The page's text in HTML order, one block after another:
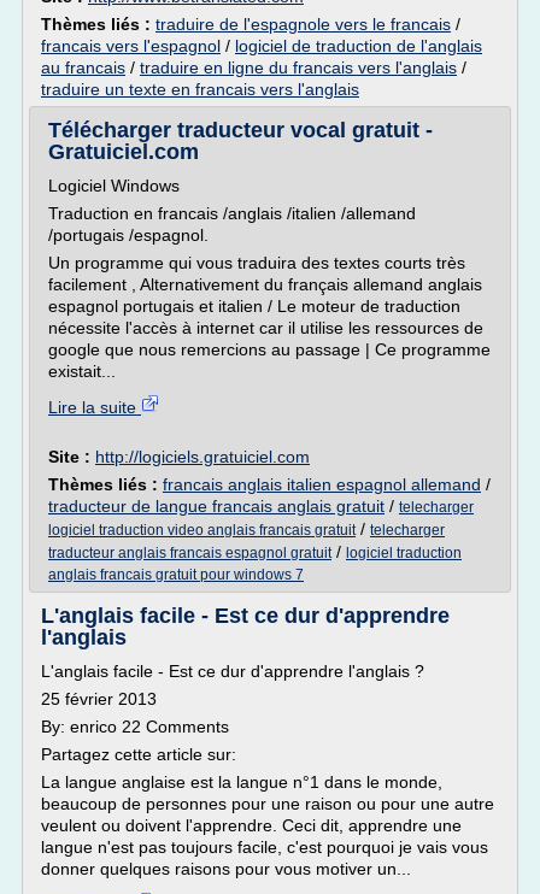
Thèmes liés : traduire de l'espagnole vers le francais /
francais vers l'espagnol / logiciel de traduction de l'anglais
au francais / traduire en ligne du francais vers l'anglais /
traduire un texte en francais vers l'anglais
Télécharger traducteur vocal gratuit -
Gratuiciel.com
Logiciel Windows
Traduction en francais /anglais /italien /allemand
/portugais /espagnol.
Un programme qui vous traduira des textes courts très
facilement , Alternativement du français allemand anglais
espagnol portugais et italien / Le moteur de traduction
nécessite l'accès à internet car il utilise les ressources de
google que nous remercions au passage | Ce programme
existait...
Lire la suite
Site : http://logiciels.gratuiciel.com
Thèmes liés : francais anglais italien espagnol allemand /
traducteur de langue francais anglais gratuit / telecharger
logiciel traduction video anglais francais gratuit/ telecharger
traducteur anglais francais espagnol gratuit/ logiciel traduction
anglais francais gratuit pour windows 7
L'anglais facile - Est ce dur d'apprendre
l'anglais
L'anglais facile - Est ce dur d'apprendre l'anglais ?
25 février 2013
By: enrico 22 Comments
Partagez cette article sur:
La langue anglaise est la langue n°1 dans le monde,
beaucoup de personnes pour une raison ou pour une autre
veulent ou doivent l'apprendre. Ceci dit, apprendre une
langue n'est pas toujours facile, c'est pourquoi je vais vous
donner quelques raisons pour vous motiver un...